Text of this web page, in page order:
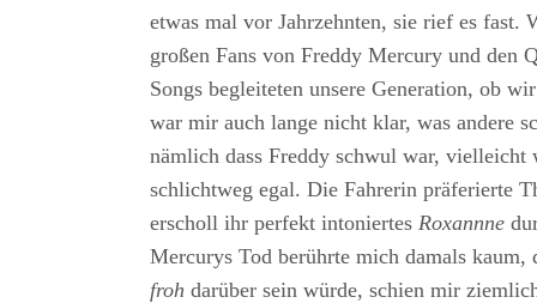
etwas mal vor Jahrzehnten, sie rief es fast.
großen Fans von Freddy Mercury und den
Songs begleiteten unsere Generation, ob
war mir auch lange nicht klar, was andere
nämlich dass Freddy schwul war, vielleicht
schlichtweg egal. Die Fahrerin präferierte
erscholl ihr perfekt intoniertes Roxannne
Mercurys Tod berührte mich damals kaum,
froh darüber sein würde, schien mir